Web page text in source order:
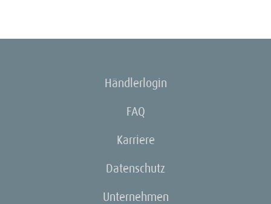
Händlerlogin
FAQ
Karriere
Datenschutz
Unternehmen